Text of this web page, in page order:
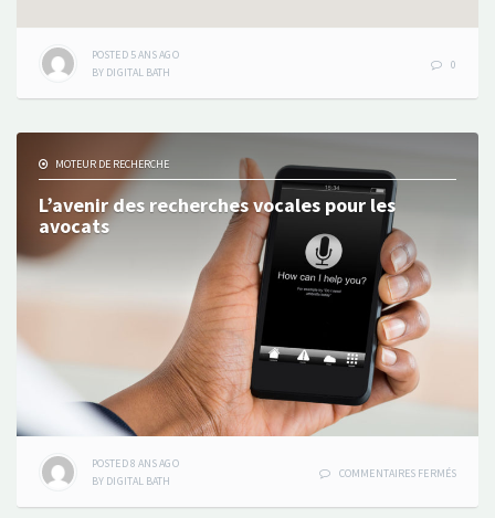
POSTED 5 ANSAGO
BY DIGITAL BATH
0
MOTEUR DE RECHERCHE
L’avenir des recherches vocales pour les
avocats
POSTED8 ANSAGO
BY DIGITAL BATH
COMMENTAIRES FERMÉSSUR
DES